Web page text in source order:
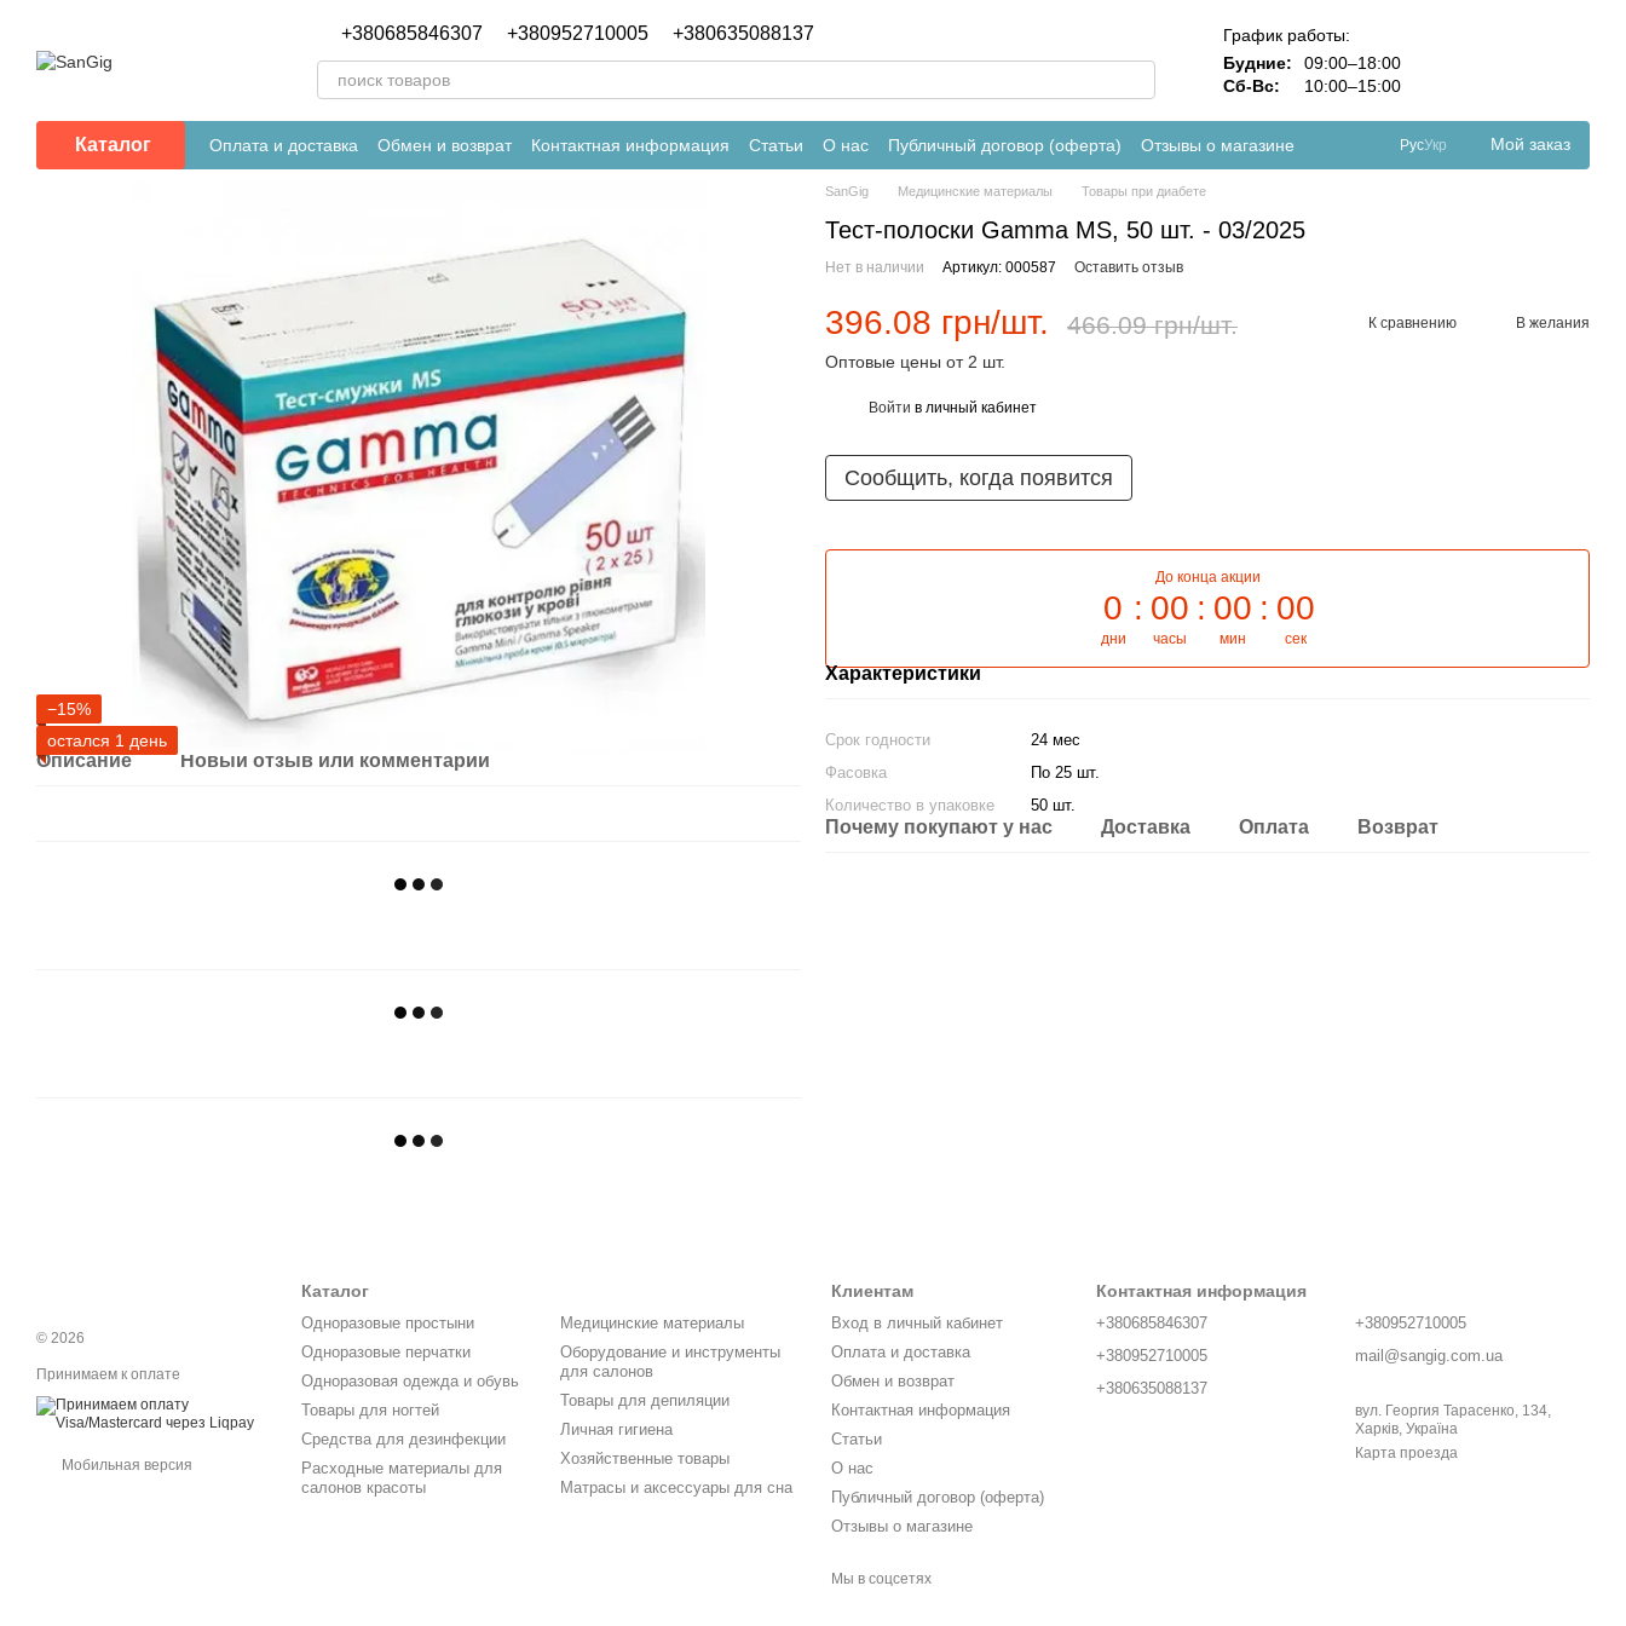
+380685846307 +380952710005 +380635088137
График работы:
Будние:
09:00–18:00
Сб-Вс:
10:00–15:00
Каталог Оплата и доставка Обмен и возврат Контактная информация Статьи О нас Публичный договор (оферта) Отзывы о магазине РусУкр Мой заказ
−15%
остался 1 день
Описание Новый отзыв или комментарий
SanGig Медицинские материалы Товары при диабете
Тест-полоски Gamma MS, 50 шт. - 03/2025
Нет в наличии Артикул: 000587 Оставить отзыв
396.08 грн/шт. 466.09 грн/шт. К сравнению В желания
Оптовые цены от 2 шт.
Войти в личный кабинет
Сообщить, когда появится
До конца акции
0
дни
00
часы
00
мин
00
сек
Характеристики
Срок годности
24 мес
Фасовка
По 25 шт.
Количество в упаковке
50 шт.
Почему покупают у нас Доставка Оплата Возврат
© 2026
Принимаем к оплате
Мобильная версия
Каталог
Одноразовые простыни
Одноразовые перчатки
Одноразовая одежда и обувь
Товары для ногтей
Средства для дезинфекции
Расходные материалы для
салонов красоты
Медицинские материалы
Оборудование и инструменты
для салонов
Товары для депиляции
Личная гигиена
Хозяйственные товары
Матрасы и аксессуары для сна
Клиентам
Вход в личный кабинет
Оплата и доставка
Обмен и возврат
Контактная информация
Статьи
О нас
Публичный договор (оферта)
Отзывы о магазине
Мы в соцсетях
Контактная информация
+380685846307
+380952710005
+380635088137
+380952710005
mail@sangig.com.ua
вул. Георгия Тарасенко, 134,
Харків, Україна
Карта проезда